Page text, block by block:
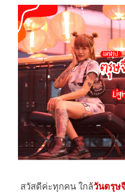
สวัสดีค่ะทุกคน ใกล้วันตรุษ